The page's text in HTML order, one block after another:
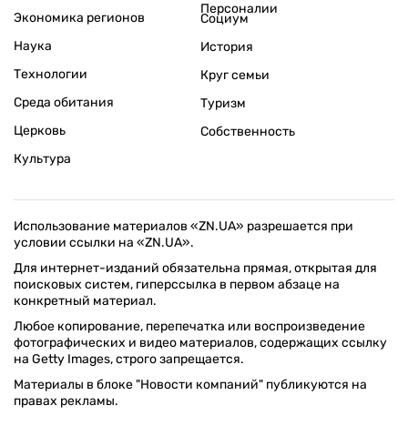
Экономика регионов
Персоналии
Наука
Технологии
Среда обитания
Церковь
Культура
Социум
История
Круг семьи
Туризм
Собственность
Использование материалов «ZN.UA» разрешается при
условии ссылки на «ZN.UA».
Для интернет-изданий обязательна прямая, открытая для
поисковых систем, гиперссылка в первом абзаце на
конкретный материал.
Любое копирование, перепечатка или воспроизведение
фотографических и видео материалов, содержащих ссылку
на Getty Images, строго запрещается.
Материалы в блоке "Новости компаний" публикуются на
правах рекламы.